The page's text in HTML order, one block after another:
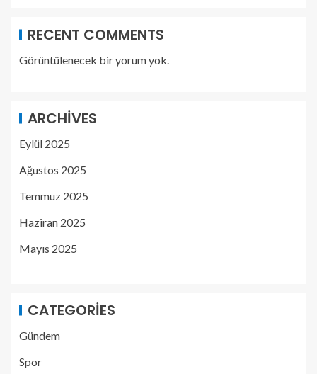
RECENT COMMENTS
Görüntülenecek bir yorum yok.
ARCHIVES
Eylül 2025
Ağustos 2025
Temmuz 2025
Haziran 2025
Mayıs 2025
CATEGORIES
Gündem
Spor